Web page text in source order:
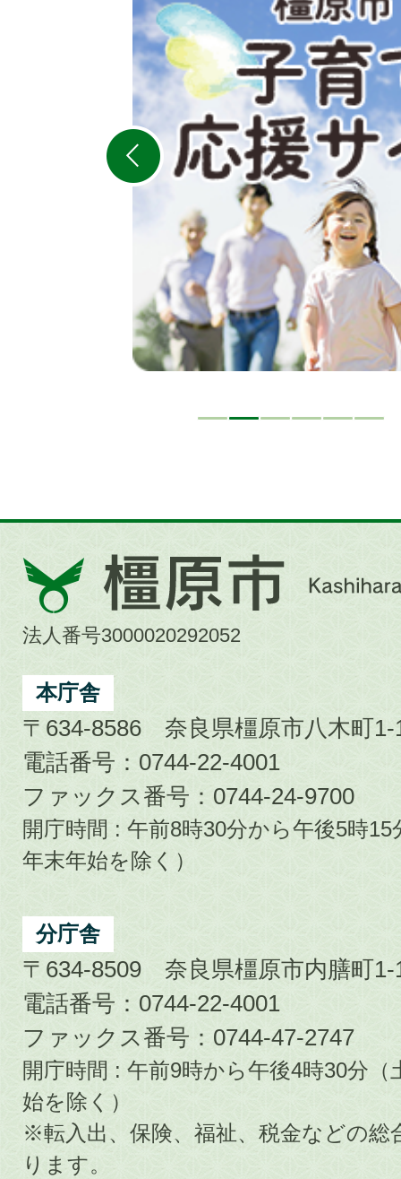
枚
目
の
ス
ラ
橿
原
市
City
法人番号3000020292052
本庁舎
〒634-8586 奈良県橿原市八木町1-
電話番号：0744-22-4001
ファックス番号：0744-24-9700
開庁時間 : 午前8時30分から午後5時
年末年始を除く）
分庁舎
〒634-8509 奈良県橿原市内膳町1-
電話番号：0744-22-4001
ファックス番号：0744-47-2747
開庁時間 : 午前9時から午後4時30分
始を除く）
※転入出、保険、福祉、税金などの総
ります。